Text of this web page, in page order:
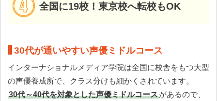
全国に19校！東京校へ転校もOK
30代が通いやすい声優ミドルコース
インターナショナルメディア学院は全国に校舎をもつ大型
の声優養成所で、クラス分けも細かくされています。
30代～40代を対象とした声優ミドルコースがあるので、